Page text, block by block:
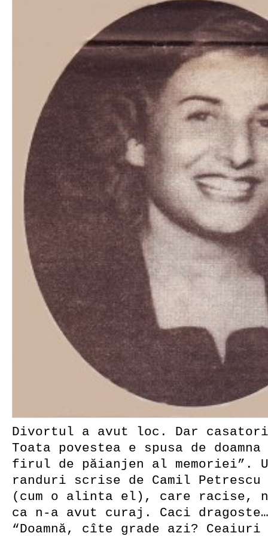
Divortul a avut loc. Dar
Toata povestea e spusa de
firul de păianjen al memoriei”.
randuri scrise de Camil Petrescu
(cum o alinta el), care racise,
ca n-a avut curaj. Caci
“Doamnă, cîte grade azi?